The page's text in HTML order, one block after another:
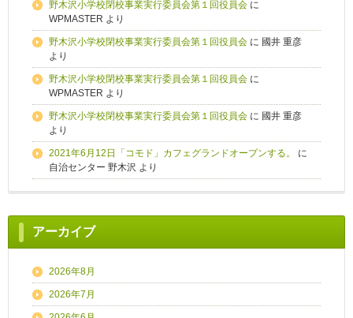
野木沢小学校閉校事業実行委員会第１回役員会 に
WPMASTER より
野木沢小学校閉校事業実行委員会第１回役員会 に 國井 重彦
より
野木沢小学校閉校事業実行委員会第１回役員会 に
WPMASTER より
野木沢小学校閉校事業実行委員会第１回役員会 に 國井 重彦
より
2021年6月12日「コモド」カフェグランドオープンする。
に
自治センター 野木沢 より
アーカイブ
2026年8月
2026年7月